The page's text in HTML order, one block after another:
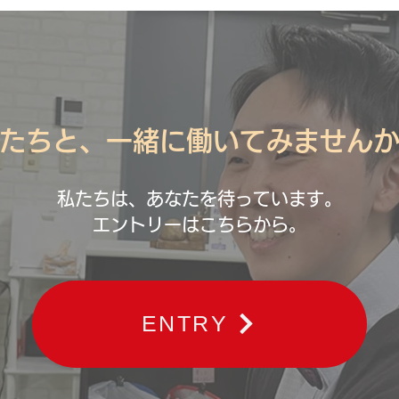
ちと、一緒に働いてみません
私たちは、あなたを待っています。
エントリーはこちらから。
ENTRY